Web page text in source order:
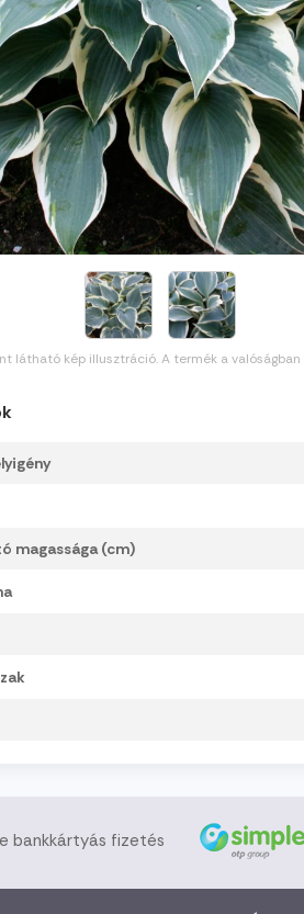
látható kép illusztráció. A termék a
magassága (cm)
bankkártyás fizetés